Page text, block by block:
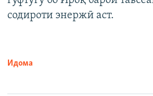
содироти энержӣ аст.
Идома